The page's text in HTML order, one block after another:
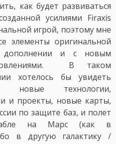
как будет развиваться
усилиями Firaxis
игрой, поэтому мне
элементы оригинальной
и с новым
В таком
хотелось бы увидеть
новые технологии,
и проекты, новые карты,
по защите баз, и полет
на Марс (как в
в другую галактику /